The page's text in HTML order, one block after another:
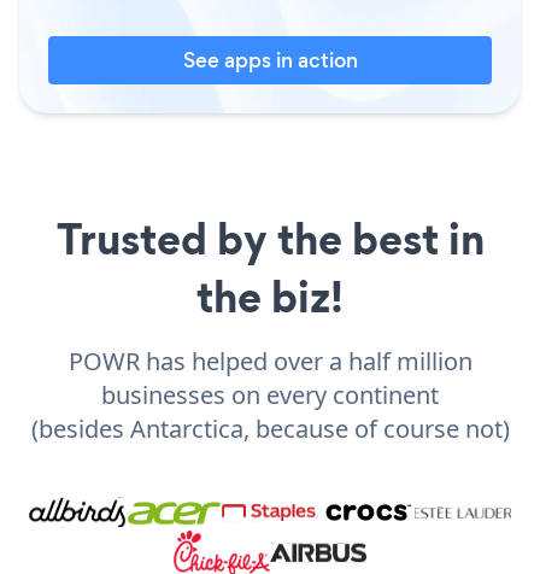
See apps in action
Trusted by the best in
the biz!
POWR has helped over a half million
businesses on every continent
(besides Antarctica, because of course not)